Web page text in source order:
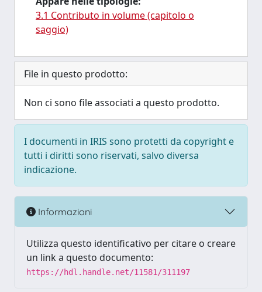
3.1 Contributo in volume (capitolo o
saggio)
File in questo prodotto:
Non ci sono file associati a questo prodotto.
I documenti in IRIS sono protetti da copyright e
tutti i diritti sono riservati, salvo diversa
indicazione.
Informazioni
Utilizza questo identificativo per citare o creare
un link a questo documento:
https://hdl.handle.net/11581/311197